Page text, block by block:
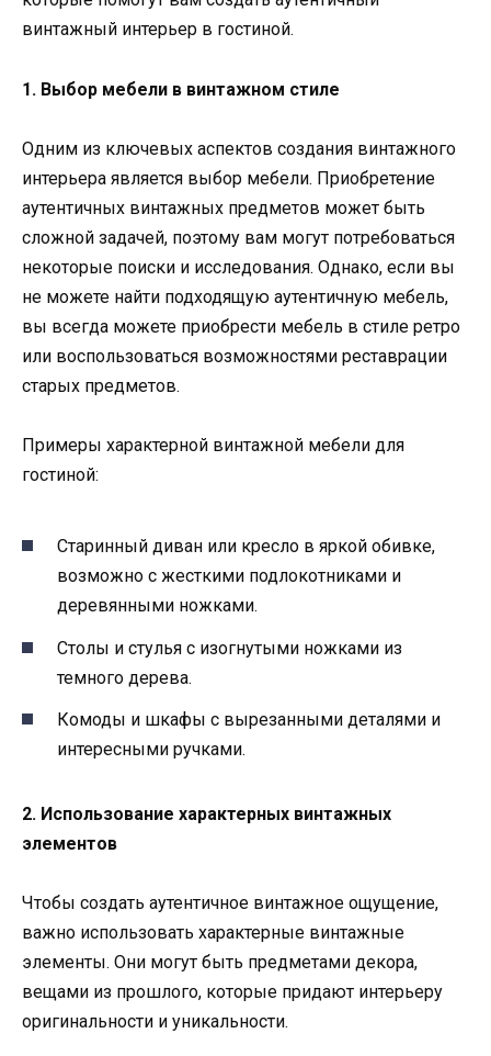
винтажный интерьер в гостиной.
1. Выбор мебели в винтажном стиле
Одним из ключевых аспектов создания винтажного
интерьера является выбор мебели. Приобретение
аутентичных винтажных предметов может быть
сложной задачей, поэтому вам могут потребоваться
некоторые поиски и исследования. Однако, если вы
не можете найти подходящую аутентичную мебель,
вы всегда можете приобрести мебель в стиле ретро
или воспользоваться возможностями реставрации
старых предметов.
Примеры характерной винтажной мебели для
гостиной:
Старинный диван или кресло в яркой обивке,
возможно с жесткими подлокотниками и
деревянными ножками.
Столы и стулья с изогнутыми ножками из
темного дерева.
Комоды и шкафы с вырезанными деталями и
интересными ручками.
2. Использование характерных винтажных
элементов
Чтобы создать аутентичное винтажное ощущение,
важно использовать характерные винтажные
элементы. Они могут быть предметами декора,
вещами из прошлого, которые придают интерьеру
оригинальности и уникальности.